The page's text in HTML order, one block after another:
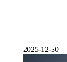
2025-12-30